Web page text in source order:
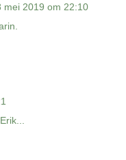
mei 2019 om 22:10